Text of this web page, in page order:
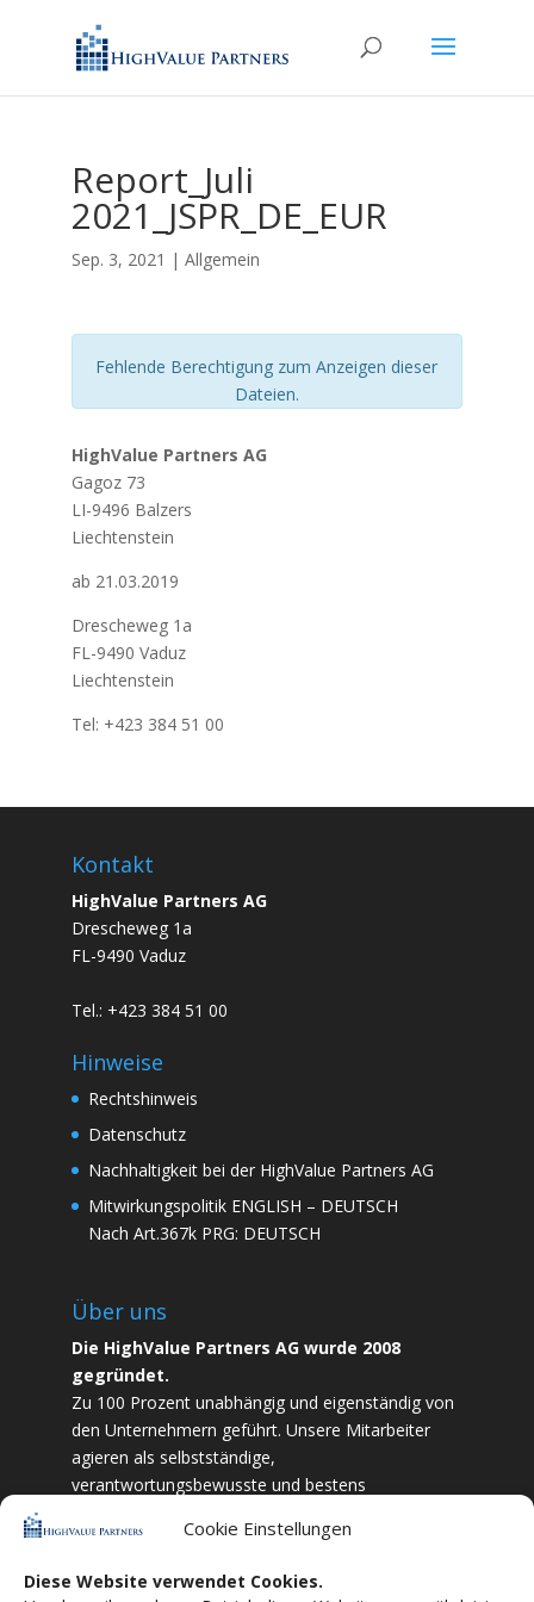
Cookie Einstellungen
Diese Website verwendet Cookies.
Report_Juli
2021_JSPR_DE_EUR
Sep. 3, 2021 | Allgemein
Fehlende Berechtigung zum Anzeigen dieser
Dateien.
HighValue Partners AG
Gagoz 73
LI-9496 Balzers
Liechtenstein
ab 21.03.2019
Drescheweg 1a
FL-9490 Vaduz
Liechtenstein
Tel: +423 384 51 00
Kontakt
HighValue Partners AG
Drescheweg 1a
FL-9490 Vaduz
Tel.: +423 384 51 00
Hinweise
Rechtshinweis
Datenschutz
Nachhaltigkeit bei der HighValue Partners AG
Mitwirkungspolitik ENGLISH – DEUTSCH
Nach Art.367k PRG: DEUTSCH
Über uns
Die HighValue Partners AG wurde 2008
gegründet.
Zu 100 Prozent unabhängig und eigenständig von
den Unternehmern geführt. Unsere Mitarbeiter
agieren als selbstständige,
verantwortungsbewusste und bestens
und Zielstrebigkeit sind wir bestrebt das